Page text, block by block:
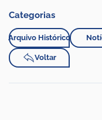
Categorias
Arquivo Histórico
Voltar